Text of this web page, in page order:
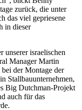
zurück, die unter
das viel gepriesene
in dieser
unserer israelischen
Manager Martin
der Montage der
Stallbauunternehmen,
Big Dutchman-Projekt
auch für das